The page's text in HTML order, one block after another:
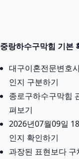
중랑하수구막힘 기본
대구이혼전문변호
인지 구분하기
종로구하수구막힘
펴보기
2026년07월09일
인지 확인하기
과장된 표현보다